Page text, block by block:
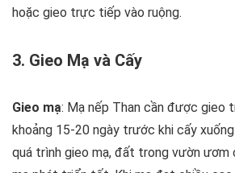
hoặc gieo trực tiếp vào ruộng.
3. Gieo Mạ và Cấy
Gieo mạ: Mạ nếp Than cần được gieo
khoảng 15-20 ngày trước khi cấy
quá trình gieo mạ, đất trong vườn ươm